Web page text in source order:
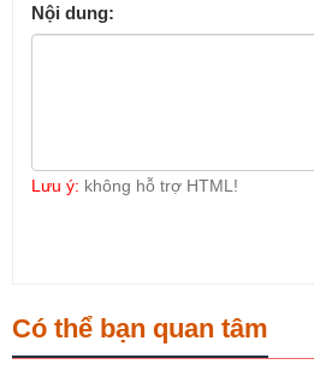
Nội dung:
Lưu ý: không hỗ trợ HTML!
Có thể bạn quan tâm